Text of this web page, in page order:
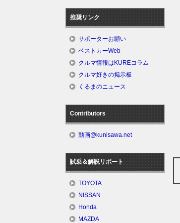
推奨リンク
サポーターお願い
ベストカーWeb
クルマ情報はKUREコラム
クルマ好きの掲示板
くるまのニュース
Contributors
動画@kunisawa.net
試乗＆解説リポート
TOYOTA
NISSAN
Honda
MAZDA